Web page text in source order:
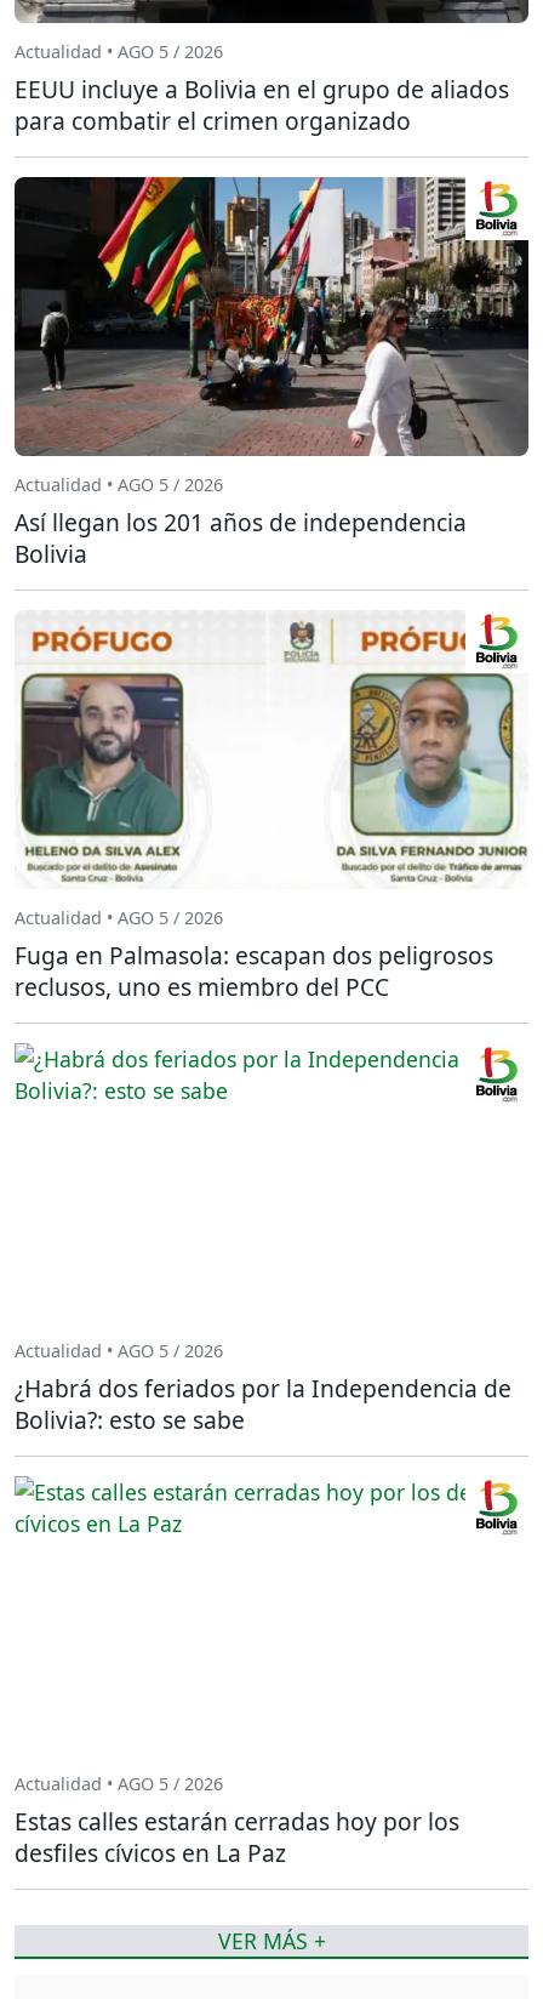
Actualidad • AGO 5 / 2026
EEUU incluye a Bolivia en el grupo de aliados
para combatir el crimen organizado
Actualidad • AGO 5 / 2026
Así llegan los 201 años de independencia
Bolivia
Actualidad • AGO 5 / 2026
Fuga en Palmasola: escapan dos peligrosos
reclusos, uno es miembro del PCC
Actualidad • AGO 5 / 2026
¿Habrá dos feriados por la Independencia de
Bolivia?: esto se sabe
Actualidad • AGO 5 / 2026
Estas calles estarán cerradas hoy por los
desfiles cívicos en La Paz
VER MÁS +